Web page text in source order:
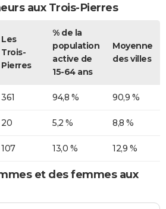
aux Trois-Pierres
Les
Trois-
Pierres
% de la
population
active de
15-64 ans
Moyenne
des villes
361 94,8 % 90,9 %
20 5,2 % 8,8 %
107 13,0 % 12,9 %
et des femmes aux